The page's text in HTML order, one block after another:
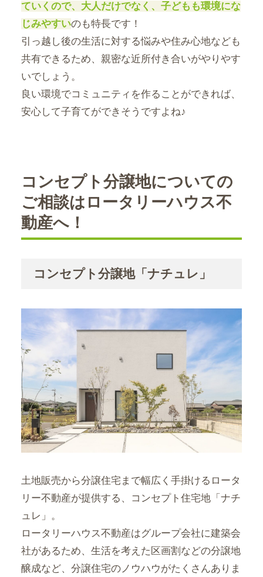
ていくので、大人だけでなく、子どもも環境にな
じみやすいのも特長です！
引っ越し後の生活に対する悩みや住み心地なども
共有できるため、親密な近所付き合いがやりやす
いでしょう。
良い環境でコミュニティを作ることができれば、
安心して子育てができそうですよね♪
コンセプト分譲地についての
ご相談はロータリーハウス不
動産へ！
コンセプト分譲地「ナチュレ」
土地販売から分譲住宅まで幅広く手掛けるロータ
リー不動産が提供する、コンセプト住宅地「ナチ
ュレ」。
ロータリーハウス不動産はグループ会社に建築会
社があるため、生活を考えた区画割などの分譲地
醸成など、分譲住宅のノウハウがたくさんありま